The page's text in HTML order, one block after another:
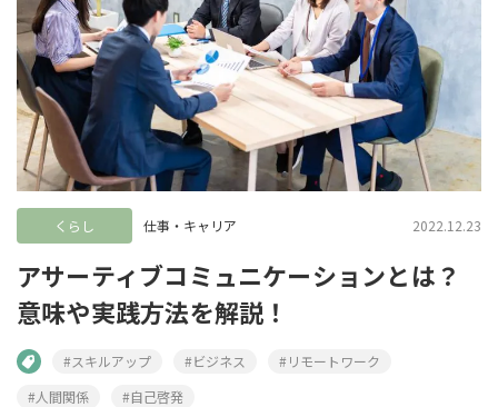
2022.12.23
くらし 仕事・キャリア
アサーティブコミュニケーションとは？
意味や実践方法を解説！
#スキルアップ #ビジネス
#リモートワーク
#人間関係
#自己啓発